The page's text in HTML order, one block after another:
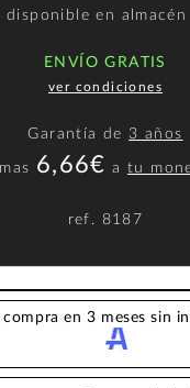
disponible en
ENVÍO GRATIS
ver condiciones
Garantía de 3 años
6,66€ atu
ref. 8187
compra en 3 meses sin